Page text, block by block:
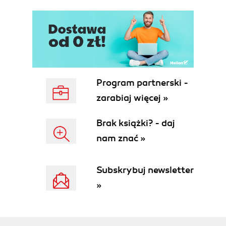
3.8. Przestrzeń nazw i nazwy typów (133)
3.9. Automatyczne zarządzanie pamięcią (138)
3.10. Kolejność wykonania (143)
4.1. Typy wartościowe (146)
4.2. Typy referencyjne (157)
4.3. Pakowanie i rozpakowywanie (160)
4.4. Typy skonstruowane (164)
4.6. Typy drzew wyrażeń (169)
5. Zmienne (171)
5.2. Wartości domyślne (177)
5.3. Ustalenie niewątpliwe (177)
Program partnerski -
zarabiaj więcej »
Brak książki? - daj
nam znać »
Subskrybuj newsletter
»